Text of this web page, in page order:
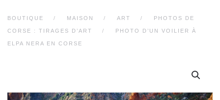
BOUTIQUE MAISON ART PHOTOS DE
CORSE : TIRAGES D’ART PHOTO D’UN VOILIER À
ELPA NERA EN CORSE